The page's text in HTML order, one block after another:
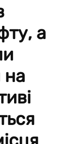
а
на